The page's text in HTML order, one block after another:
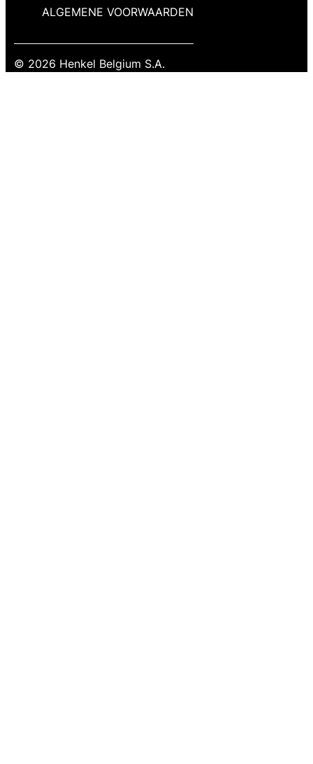
ALGEMENE VOORWAARDEN
© 2026 Henkel Belgium S.A.